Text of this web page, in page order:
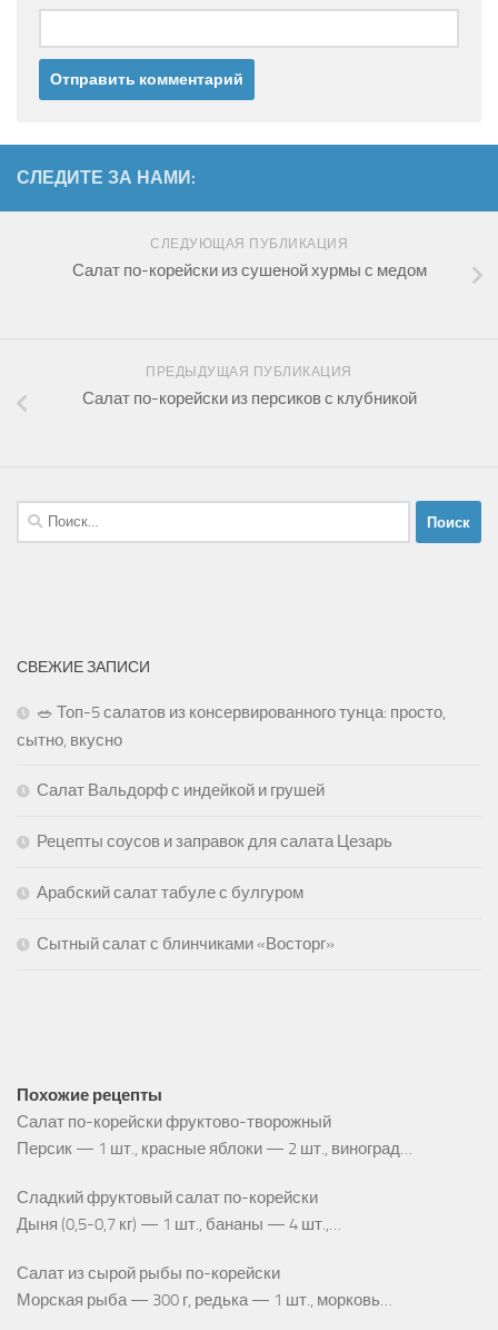
СЛЕДИТЕ ЗА НАМИ:
СЛЕДУЮЩАЯ ПУБЛИКАЦИЯ
Салат по-корейски из сушеной хурмы с медом
ПРЕДЫДУЩАЯ ПУБЛИКАЦИЯ
Салат по-корейски из персиков с клубникой
Найти:
СВЕЖИЕ ЗАПИСИ
🥗 Топ-5 салатов из консервированного тунца: просто,
сытно, вкусно
Салат Вальдорф с индейкой и грушей
Рецепты соусов и заправок для салата Цезарь
Арабский салат табуле с булгуром
Сытный салат с блинчиками «Восторг»
Похожие рецепты
Салат по-корейски фруктово-творожный
Персик — 1 шт., красные яблоки — 2 шт., виноград…
Сладкий фруктовый салат по-корейски
Дыня (0,5-0,7 кг) — 1 шт., бананы — 4 шт.,…
Салат из сырой рыбы по-корейски
Морская рыба — 300 г, редька — 1 шт., морковь…